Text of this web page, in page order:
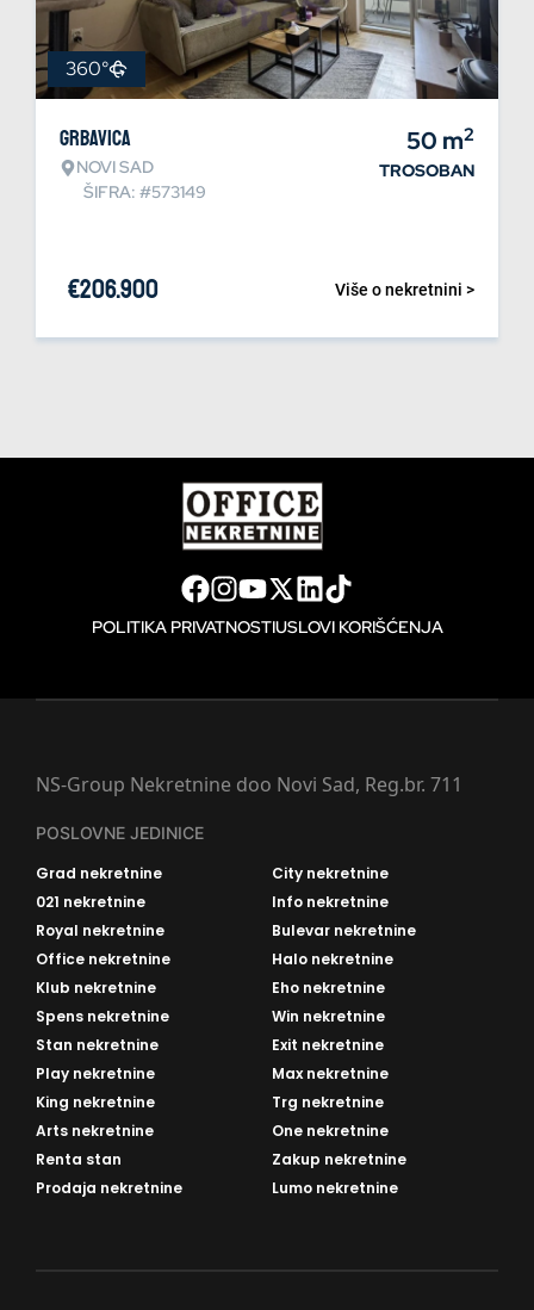
360°
Grbavica
NOVI SAD
ŠIFRA: #573149
50 m2
TROSOBAN
Više o nekretnini >
€206.900
POLITIKA PRIVATNOSTIUSLOVI KORIŠĆENJA
NS-Group Nekretnine doo Novi Sad, Reg.br. 711
POSLOVNE JEDINICE
Grad nekretnine
City nekretnine
021 nekretnine
Info nekretnine
Royal nekretnine
Bulevar nekretnine
Office nekretnine
Halo nekretnine
Klub nekretnine
Eho nekretnine
Spens nekretnine
Win nekretnine
Stan nekretnine
Exit nekretnine
Play nekretnine
Max nekretnine
King nekretnine
Trg nekretnine
Arts nekretnine
One nekretnine
Renta stan
Zakup nekretnine
Prodaja nekretnine
Lumo nekretnine